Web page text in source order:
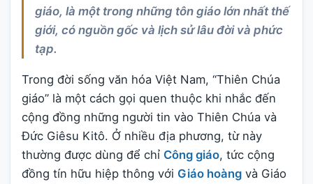
giáo, là một trong những tôn giáo lớn nhất thế
giới, có nguồn gốc và lịch sử lâu đời và phức
tạp.
Trong đời sống văn hóa Việt Nam, “Thiên Chúa
giáo” là một cách gọi quen thuộc khi nhắc đến
cộng đồng những người tin vào Thiên Chúa và
Đức Giêsu Kitô. Ở nhiều địa phương, từ này
thường được dùng để chỉ Công giáo, tức cộng
đồng tín hữu hiệp thông với Giáo hoàng và Giáo